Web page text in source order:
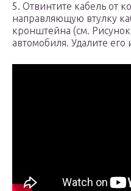
5. Отвинтите кабель от
направляющую втулку
кронштейна (см.
автомобиля. Удалите его